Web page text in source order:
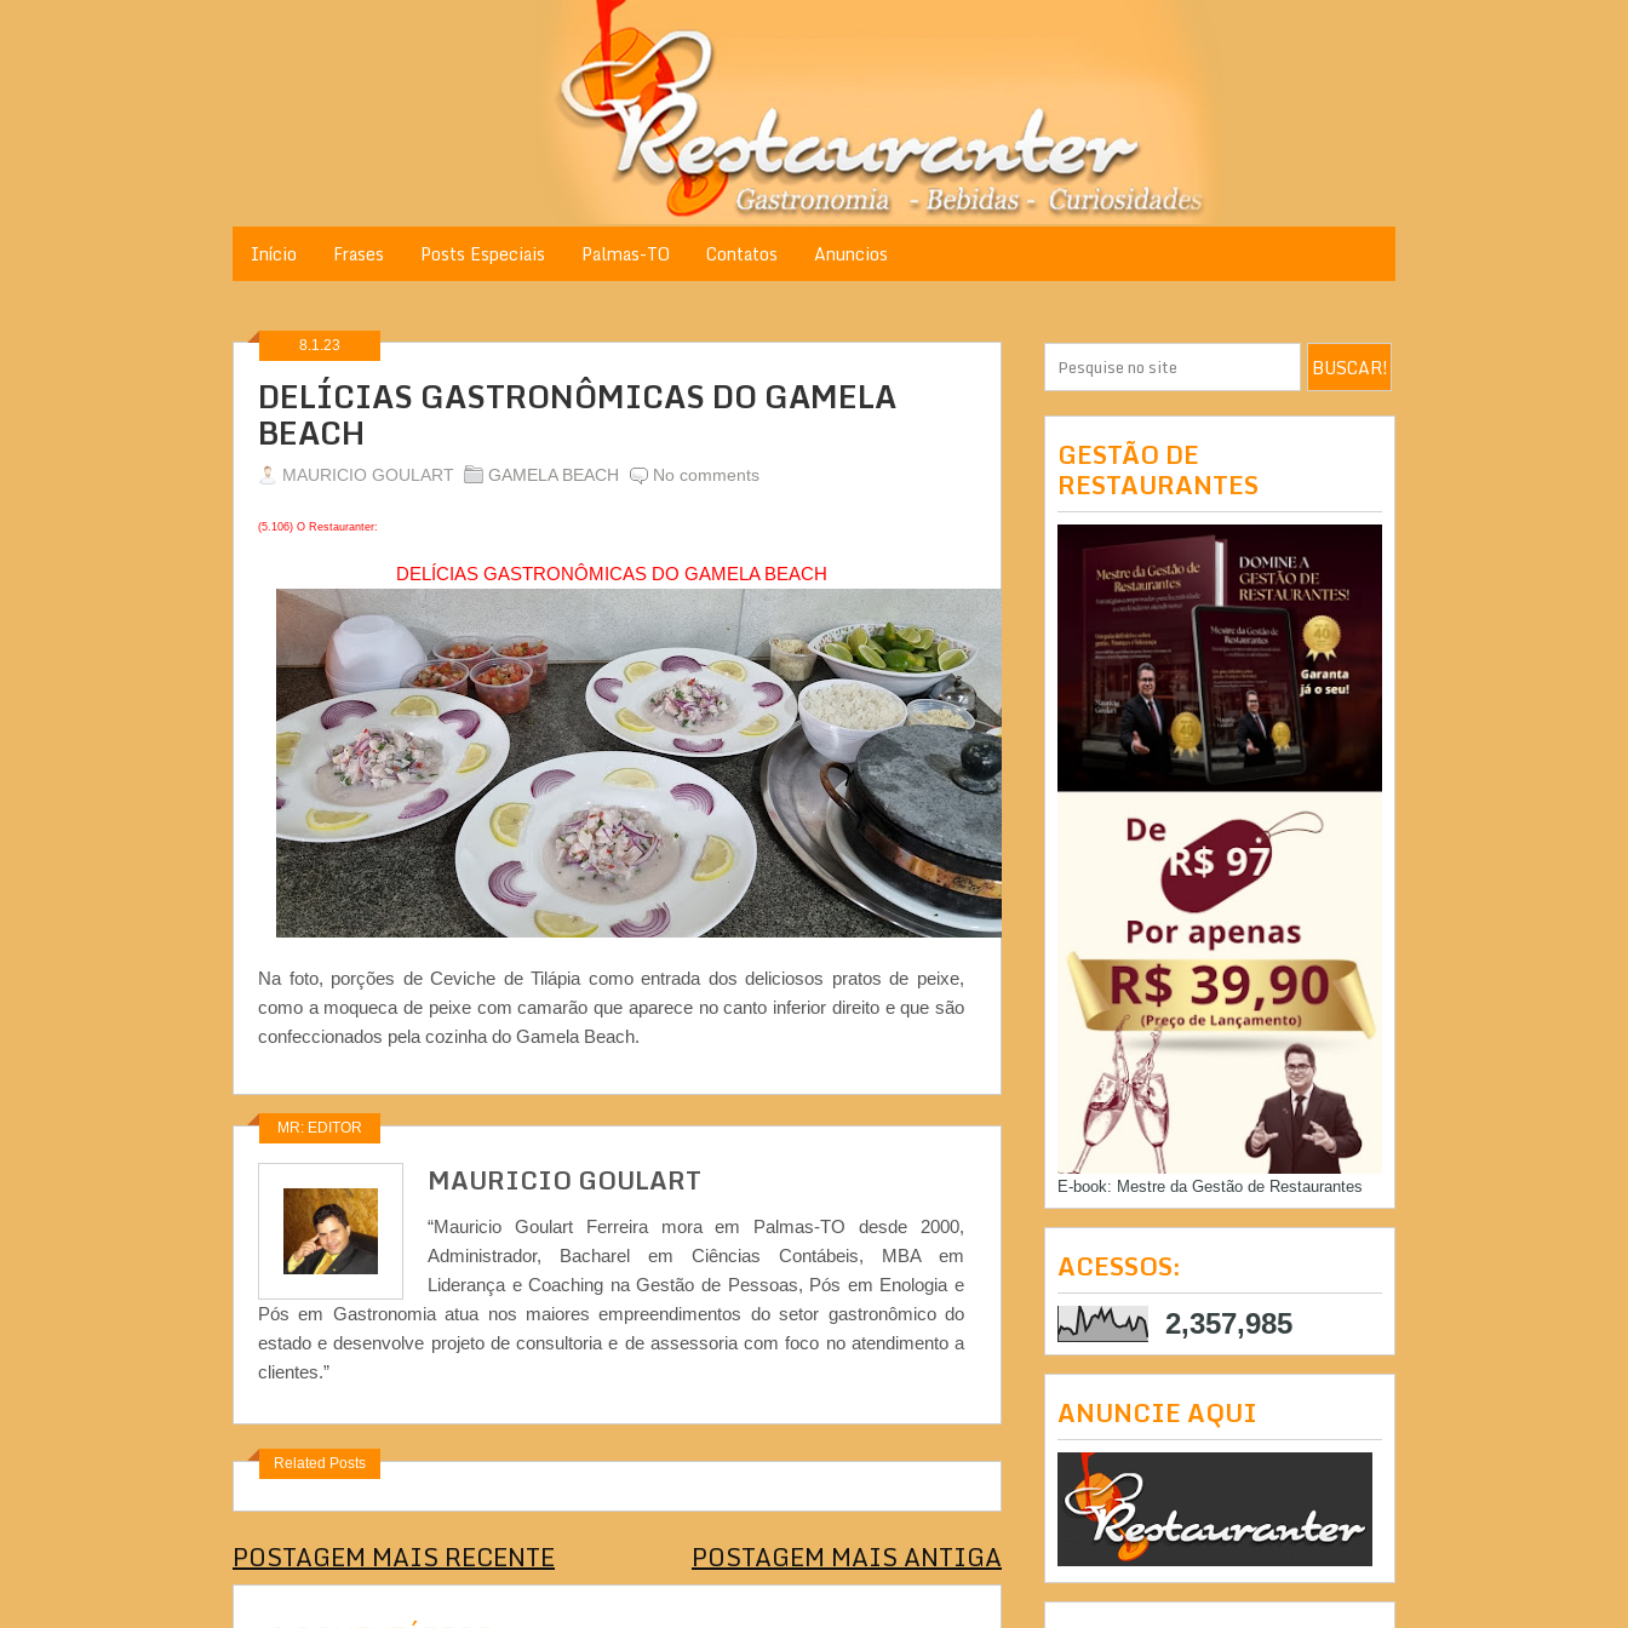
Início Frases Posts Especiais Palmas-TO Contatos Anuncios
8.1.23
DELÍCIAS GASTRONÔMICAS DO GAMELA
BEACH
MAURICIO GOULART GAMELA BEACH No comments
(5.106) O Restauranter:
DELÍCIAS GASTRONÔMICAS DO GAMELA BEACH
Na foto, porções de Ceviche de Tilápia como entrada dos deliciosos pratos de peixe,
como a moqueca de peixe com camarão que aparece no canto inferior direito e que são
confeccionados pela cozinha do Gamela Beach.
MR: EDITOR
MAURICIO GOULART
“Mauricio Goulart Ferreira mora em Palmas-TO desde 2000,
Administrador, Bacharel em Ciências Contábeis, MBA em
Liderança e Coaching na Gestão de Pessoas, Pós em Enologia e
Pós em Gastronomia atua nos maiores empreendimentos do setor gastronômico do
estado e desenvolve projeto de consultoria e de assessoria com foco no atendimento a
clientes.”
Related Posts
POSTAGEM MAIS RECENTE POSTAGEM MAIS ANTIGA
GESTÃO DE
RESTAURANTES
E-book: Mestre da Gestão de Restaurantes
ACESSOS:
2,357,985
ANUNCIE AQUI